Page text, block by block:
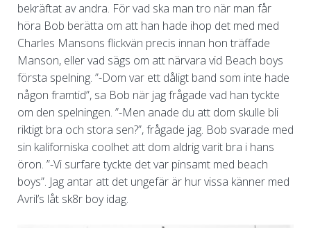
bekräftat av andra. För vad ska man tro när man får
höra Bob berätta om att han hade ihop det med med
Charles Mansons flickvän precis innan hon träffade
Manson, eller vad sägs om att närvara vid Beach boys
första spelning. ”-Dom var ett dåligt band som inte hade
någon framtid”, sa Bob när jag frågade vad han tyckte
om den spelningen. ”-Men anade du att dom skulle bli
riktigt bra och stora sen?”, frågade jag. Bob svarade med
sin kaliforniska coolhet att dom aldrig varit bra i hans
öron. ”-Vi surfare tyckte det var pinsamt med beach
boys”. Jag antar att det ungefär är hur vissa känner med
Avril’s låt sk8r boy idag.